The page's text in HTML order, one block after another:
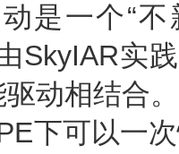
一个“不
SkyIAR实
动相结合。
可以一次